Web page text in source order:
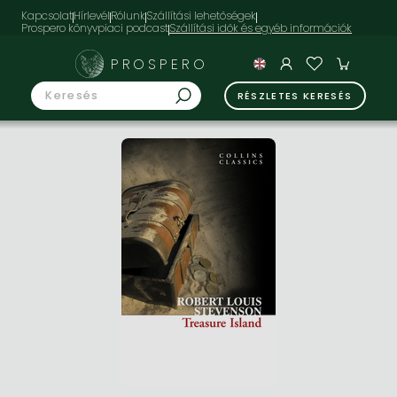
KapcsolatHírlevélRólunkSzállítási lehetőségek
Prospero könyvpiaci podcast
PROSPERO
RÉSZLETES KERESÉS